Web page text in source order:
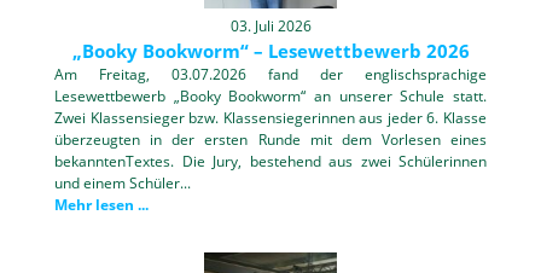
03. Juli 2026
„Booky Bookworm“ – Lesewettbewerb 2026
Am Freitag, 03.07.2026 fand der englischsprachige
Lesewettbewerb „Booky Bookworm“ an unserer Schule statt.
Zwei Klassensieger bzw. Klassensiegerinnen aus jeder 6. Klasse
überzeugten in der ersten Runde mit dem Vorlesen eines
bekanntenTextes. Die Jury, bestehend aus zwei Schülerinnen
und einem Schüler...
Mehr lesen ...